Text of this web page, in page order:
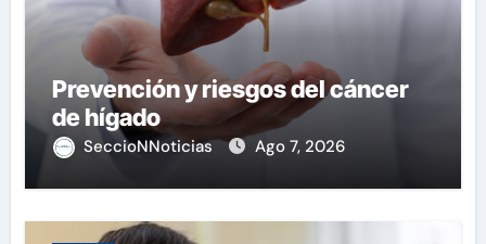
Prevención y riesgos del cáncer
de hígado
SeccioNNoticias Ago 7, 2026